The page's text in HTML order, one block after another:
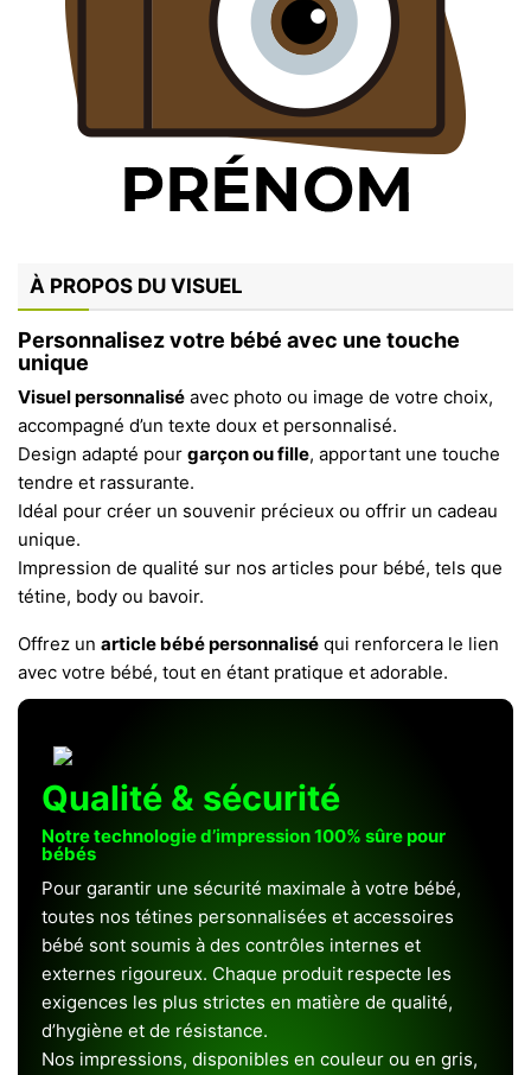
À PROPOS DU VISUEL
Personnalisez votre bébé avec une touche
unique
Visuel personnalisé avec photo ou image de votre choix,
accompagné d’un texte doux et personnalisé.
Design adapté pour garçon ou fille, apportant une touche
tendre et rassurante.
Idéal pour créer un souvenir précieux ou offrir un cadeau
unique.
Impression de qualité sur nos articles pour bébé, tels que
tétine, body ou bavoir.
Offrez un article bébé personnalisé qui renforcera le lien
avec votre bébé, tout en étant pratique et adorable.
Qualité & sécurité
Notre technologie d’impression 100% sûre pour
bébés
Pour garantir une sécurité maximale à votre bébé,
toutes nos tétines personnalisées et accessoires
bébé sont soumis à des contrôles internes et
externes rigoureux. Chaque produit respecte les
exigences les plus strictes en matière de qualité,
d’hygiène et de résistance.
Nos impressions, disponibles en couleur ou en gris,